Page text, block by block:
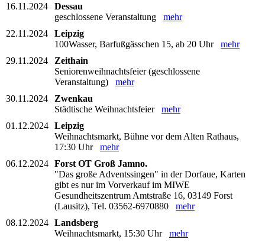
16.11.2024
Dessau
geschlossene Veranstaltung mehr
22.11.2024
Leipzig
100Wasser, Barfußgässchen 15, ab 20 Uhr mehr
29.11.2024
Zeithain
Seniorenweihnachtsfeier (geschlossene
Veranstaltung) mehr
30.11.2024
Zwenkau
Städtische Weihnachtsfeier mehr
01.12.2024 Leipzig
Weihnachtsmarkt, Bühne vor dem Alten Rathaus,
17:30 Uhr mehr
06.12.2024 Forst OT Groß Jamno.
"Das große Adventssingen" in der Dorfaue, Karten
gibt es nur im Vorverkauf im MIWE
Gesundheitszentrum Amtstraße 16, 03149 Forst
(Lausitz), Tel. 03562-6970880 mehr
08.12.2024 Landsberg
Weihnachtsmarkt, 15:30 Uhr mehr